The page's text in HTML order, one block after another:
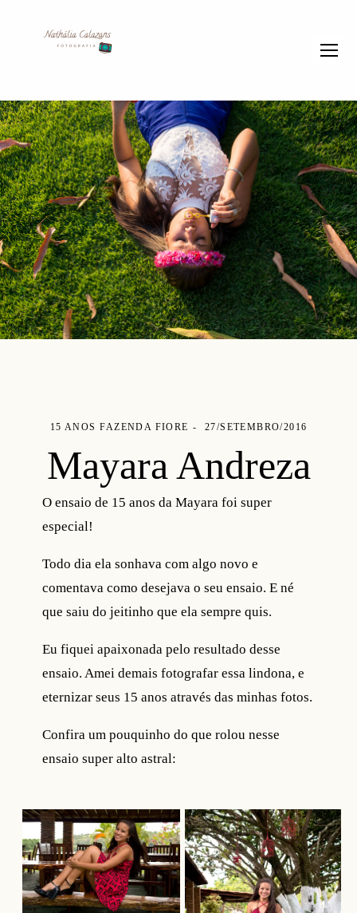
15 ANOS FAZENDA FIORE 27/SETEMBRO/2016
Mayara Andreza
O ensaio de 15 anos da Mayara foi super
especial!
Todo dia ela sonhava com algo novo e
comentava como desejava o seu ensaio. E né
que saiu do jeitinho que ela sempre quis.
Eu fiquei apaixonada pelo resultado desse
ensaio. Amei demais fotografar essa lindona, e
eternizar seus 15 anos através das minhas fotos.
Confira um pouquinho do que rolou nesse
ensaio super alto astral: